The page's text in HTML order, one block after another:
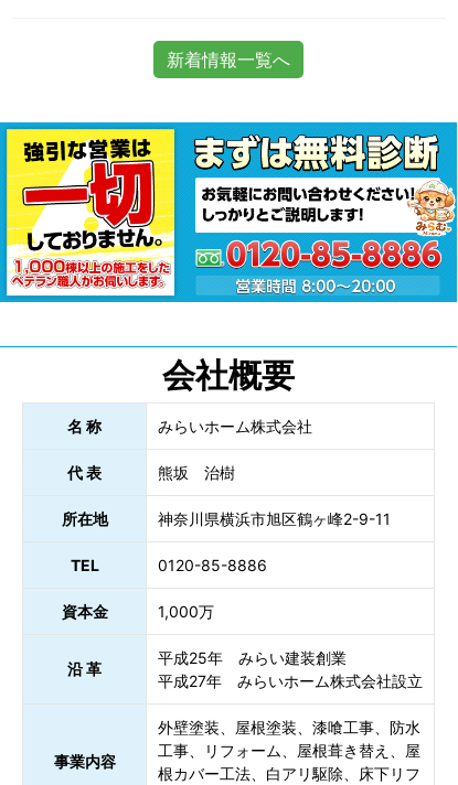
新着情報一覧へ
会社概要
名 称 みらいホーム株式会社
代 表 熊坂 治樹
所在地 神奈川県横浜市旭区鶴ヶ峰2-9-11
TEL 0120-85-8886
資本金 1,000万
沿 革
平成25年 みらい建装創業
平成27年 みらいホーム株式会社設立
事業内容
外壁塗装、屋根塗装、漆喰工事、防水
工事、リフォーム、屋根葺き替え、屋
根カバー工法、白アリ駆除、床下リフ